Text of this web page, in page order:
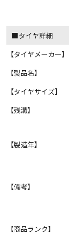
■タイヤ詳細
【タイヤメーカー】
【製品名】
【タイヤサイズ】
【残溝】
【製造年】
【備考】
【商品ランク】